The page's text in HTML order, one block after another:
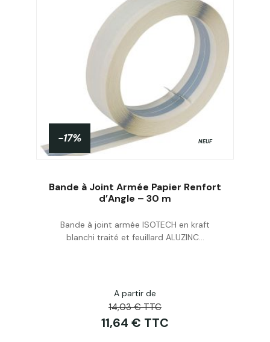
Acheter
-17% NEUF
Bande à Joint Armée Papier Renfort
d’Angle – 30 m
Bande à joint armée ISOTECH en kraft
blanchi traité et feuillard ALUZINC...
A partir de
14,03 € TTC
11,64 € TTC